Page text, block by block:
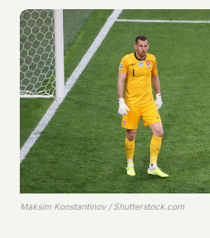
Maksim Konstantinov / Shutterstock.com